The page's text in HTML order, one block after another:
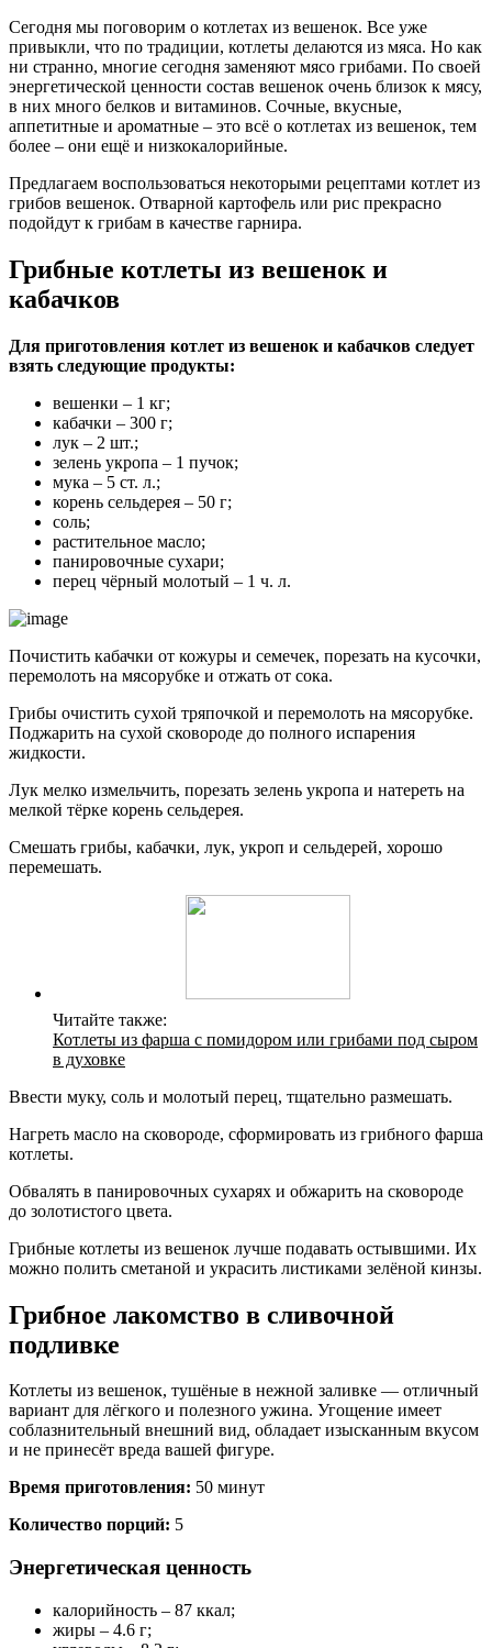
Сегодня мы поговорим о котлетах из вешенок. Все уже
привыкли, что по традиции, котлеты делаются из мяса. Но как
ни странно, многие сегодня заменяют мясо грибами. По своей
энергетической ценности состав вешенок очень близок к мясу,
в них много белков и витаминов. Сочные, вкусные,
аппетитные и ароматные – это всё о котлетах из вешенок, тем
более – они ещё и низкокалорийные.
Предлагаем воспользоваться некоторыми рецептами котлет из
грибов вешенок. Отварной картофель или рис прекрасно
подойдут к грибам в качестве гарнира.
Грибные котлеты из вешенок и
кабачков
Для приготовления котлет из вешенок и кабачков следует
взять следующие продукты:
вешенки – 1 кг;
кабачки – 300 г;
лук – 2 шт.;
зелень укропа – 1 пучок;
мука – 5 ст. л.;
корень сельдерея – 50 г;
соль;
растительное масло;
панировочные сухари;
перец чёрный молотый – 1 ч. л.
Почистить кабачки от кожуры и семечек, порезать на кусочки,
перемолоть на мясорубке и отжать от сока.
Грибы очистить сухой тряпочкой и перемолоть на мясорубке.
Поджарить на сухой сковороде до полного испарения
жидкости.
Лук мелко измельчить, порезать зелень укропа и натереть на
мелкой тёрке корень сельдерея.
Смешать грибы, кабачки, лук, укроп и сельдерей, хорошо
перемешать.
Читайте также:
Котлеты из фарша с помидором или грибами под сыром
в духовке
Ввести муку, соль и молотый перец, тщательно размешать.
Нагреть масло на сковороде, сформировать из грибного фарша
котлеты.
Обвалять в панировочных сухарях и обжарить на сковороде
до золотистого цвета.
Грибные котлеты из вешенок лучше подавать остывшими. Их
можно полить сметаной и украсить листиками зелёной кинзы.
Грибное лакомство в сливочной
подливке
Котлеты из вешенок, тушёные в нежной заливке — отличный
вариант для лёгкого и полезного ужина. Угощение имеет
соблазнительный внешний вид, обладает изысканным вкусом
и не принесёт вреда вашей фигуре.
Время приготовления: 50 минут
Количество порций: 5
Энергетическая ценность
калорийность – 87 ккал;
жиры – 4.6 г;